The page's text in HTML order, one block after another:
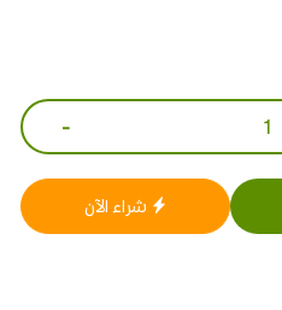
-
شراء الآن